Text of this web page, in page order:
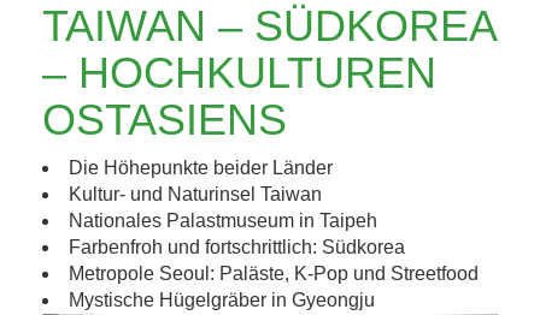
TAIWAN – SÜDKOREA
– HOCHKULTUREN
OSTASIENS
Die Höhepunkte beider Länder
Kultur- und Naturinsel Taiwan
Nationales Palastmuseum in Taipeh
Farbenfroh und fortschrittlich: Südkorea
Metropole Seoul: Paläste, K-Pop und Streetfood
Mystische Hügelgräber in Gyeongju